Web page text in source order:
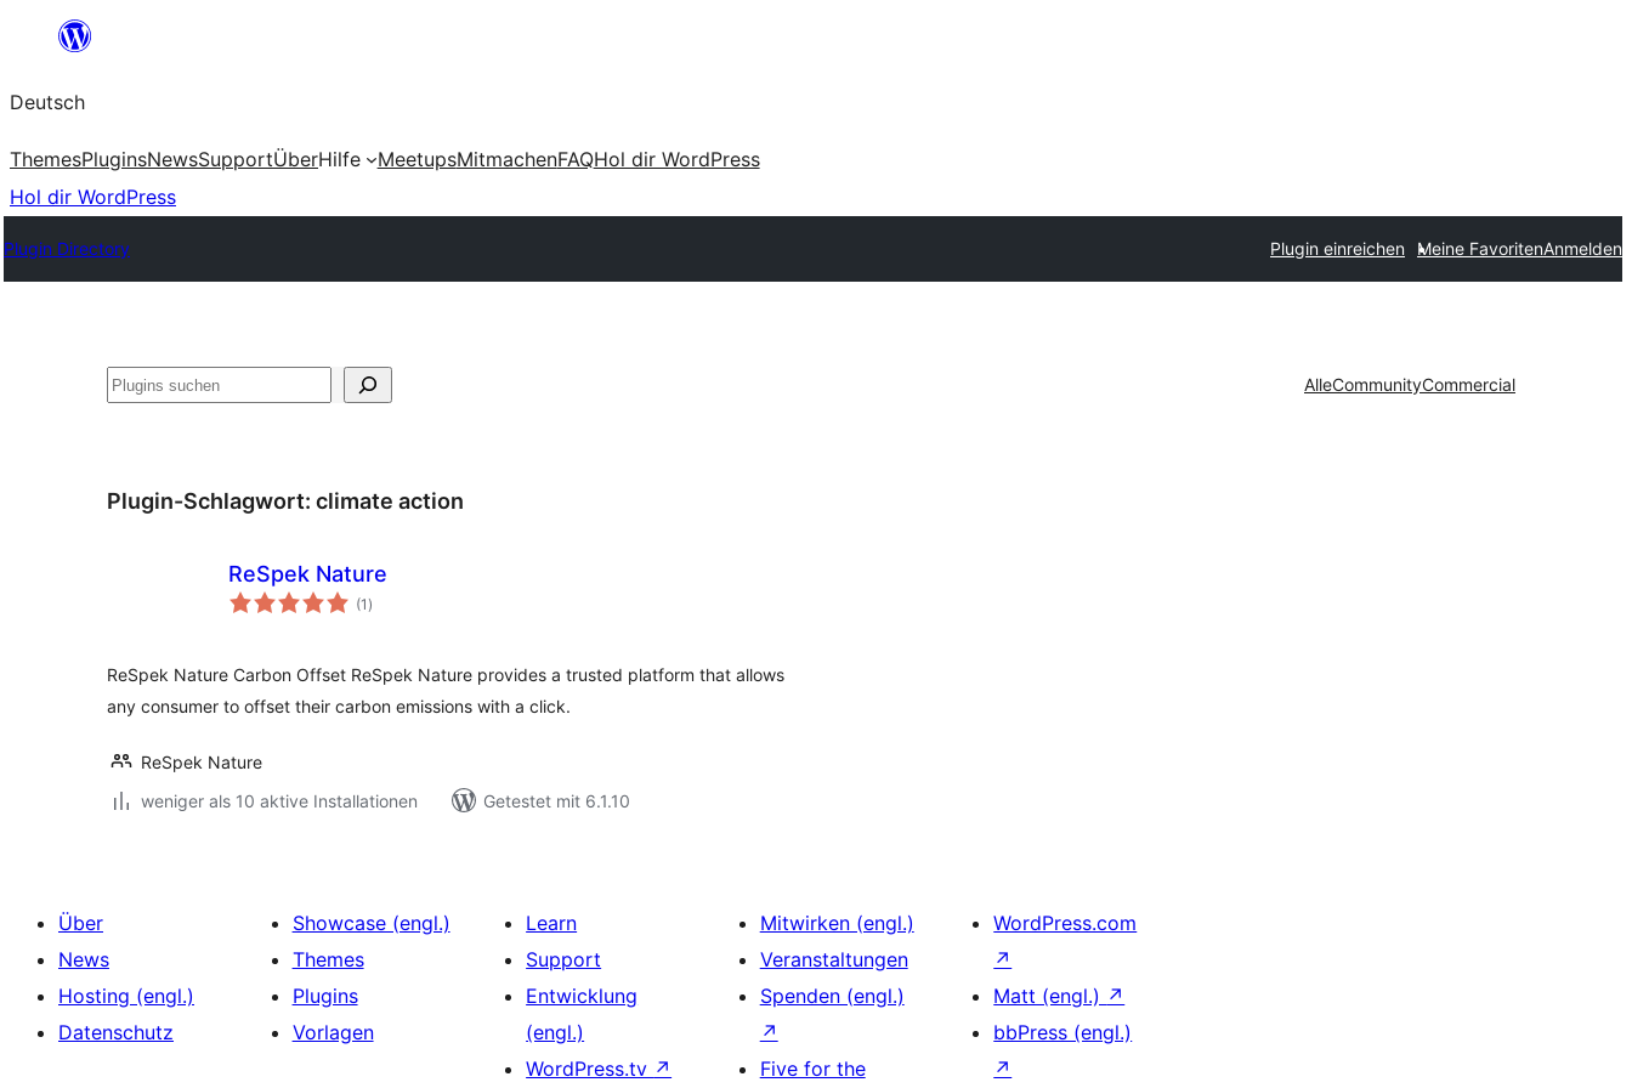
springen
Deutsch
ThemesPluginsNewsSupportÜberHilfe MeetupsMitmachenFAQHol dir WordPress
Hol dir WordPress
Plugin Directory Plugin einreichen Meine FavoritenAnmelden
Suchen AlleCommunityCommercial
Plugin-Schlagwort: climate action
ReSpek Nature
(1 Bewertungen
insgesamt
)
ReSpek Nature Carbon Offset ReSpek Nature provides a trusted platform that allows
any consumer to offset their carbon emissions with a click.
ReSpek Nature
weniger als 10 aktive Installationen
Getestet mit 6.1.10
Über
News
Hosting (engl.)
Datenschutz
Showcase (engl.)
Themes
Plugins
Vorlagen
Learn
Support
Entwicklung
(engl.)
WordPress.tv ↗
Mitwirken (engl.)
Veranstaltungen
Spenden (engl.)
↗
Five for the
WordPress.com
↗
Matt (engl.) ↗
bbPress (engl.)
↗